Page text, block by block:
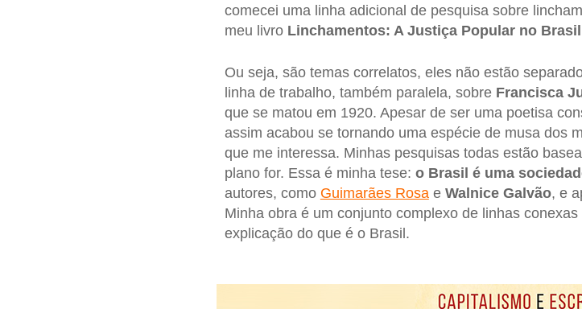
comecei uma linha adicional de pesquisa sobre
meu livro Linchamentos: A Justiça Popular no Brasil
Ou seja, são temas correlatos, eles não estão
linha de trabalho, também paralela, sobre Francisca
que se matou em 1920. Apesar de ser uma poetisa
assim acabou se tornando uma espécie de musa dos
que me interessa. Minhas pesquisas todas estão
plano for. Essa é minha tese: o Brasil é uma
autores, como Guimarães Rosae Walnice Galvão, e
Minha obra é um conjunto complexo de linhas
explicação do que é o Brasil.